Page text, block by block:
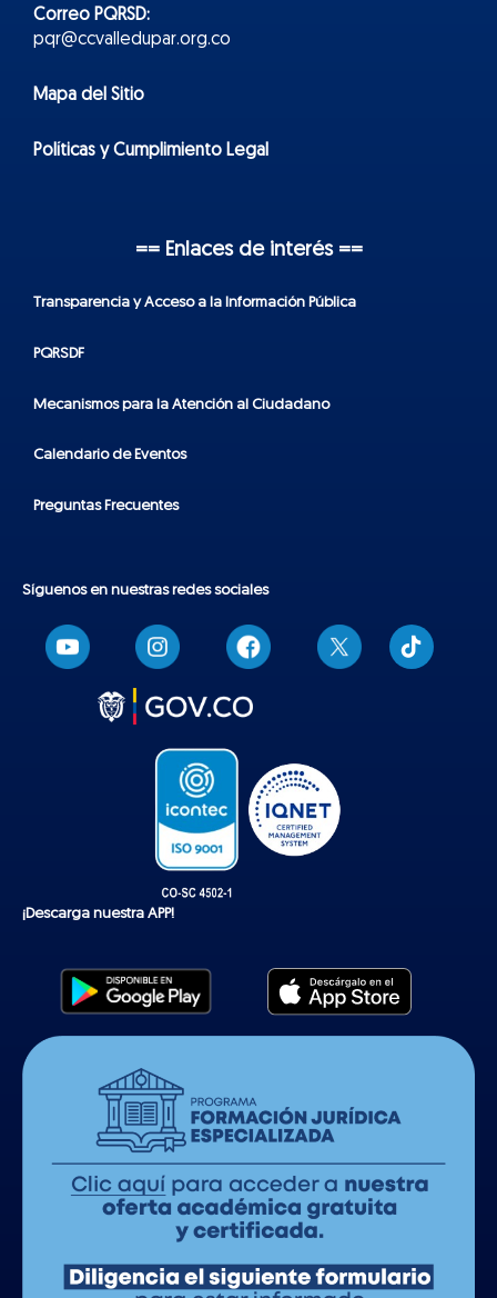
Correo PQRSD:
pqr@ccvalledupar.org.co
Mapa del Sitio
Políticas y Cumplimiento Legal
== Enlaces de interés ==
Transparencia y Acceso a la Información Pública
PQRSDF
Mecanismos para la Atención al Ciudadano
Calendario de Eventos
Preguntas Frecuentes
Síguenos en nuestras redes sociales
T
i
k
¡Descarga nuestra APP!